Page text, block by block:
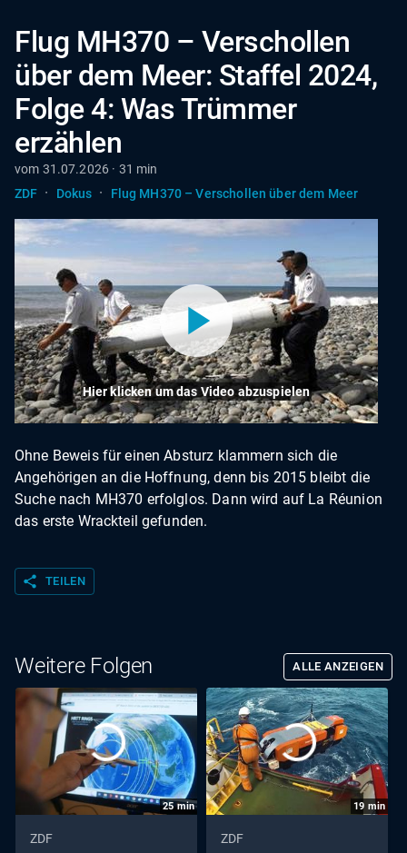
Flug MH370 – Verschollen
über dem Meer: Staffel 2024,
Folge 4: Was Trümmer
erzählen
vom 31.07.2026 · 31 min
ZDF · Dokus · Flug MH370 – Verschollen über dem Meer
Hier klicken um das Video abzuspielen
Ohne Beweis für einen Absturz klammern sich die
Angehörigen an die Hoffnung, denn bis 2015 bleibt die
Suche nach MH370 erfolglos. Dann wird auf La Réunion
das erste Wrackteil gefunden.
share TEILEN
Weitere Folgen ALLE ANZEIGEN
25min
ZDF
19 min
ZDF